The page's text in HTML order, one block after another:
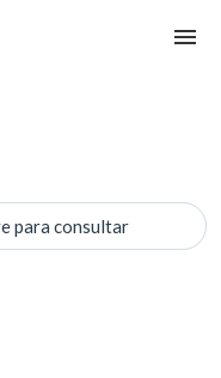
para consultar